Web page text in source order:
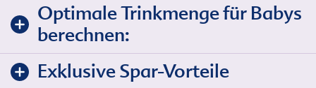
Optimale Trinkmenge für Babys
berechnen:
Exklusive Spar-Vorteile